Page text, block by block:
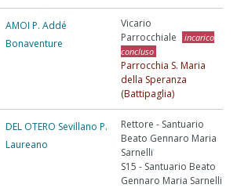
AMOI P. Addé
Bonaventure
Vicario
Parrocchiale
incarico
concluso
Parrocchia S. Maria
della Speranza
(Battipaglia)
DEL OTERO Sevillano P.
Laureano
Rettore - Santuario
Beato Gennaro Maria
Sarnelli
S15 - Santuario Beato
Gennaro Maria Sarnelli